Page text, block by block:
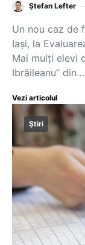
Ștefan Lefter
Un nou caz de
Iași, la
Mai mulți elevi
Ibrăileanu” din…
Vezi articolul
Știri